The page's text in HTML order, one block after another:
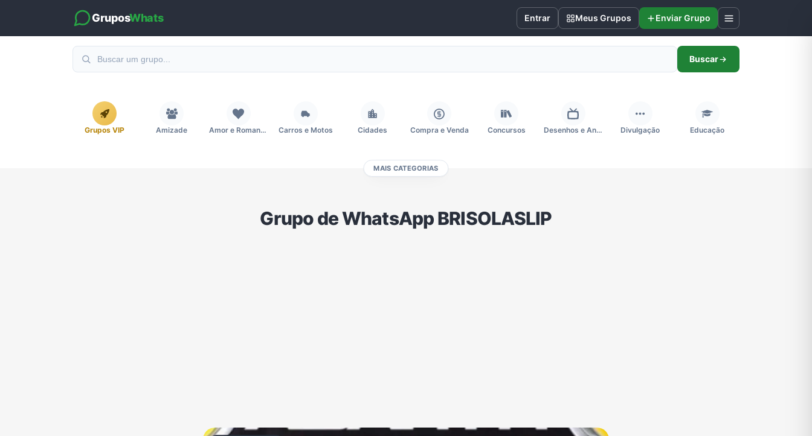
GruposWhats Entrar Meus Grupos Enviar Grupo
Buscar
Grupos VIP Amizade Amor e Romance Carros e Motos Cidades Compra e Venda Concursos Desenhos e Animes Divulgação Educação
Música
MAIS CATEGORIAS
Grupo de WhatsApp BRISOLASLIP